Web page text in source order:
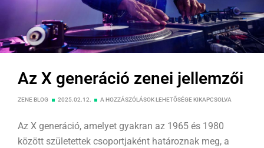
Az X generáció zenei jellemzői
ZENE BLOG 2025.02.12. A HOZZÁSZÓLÁSOK LEHETŐSÉGE KIKAPCSOLVA
Az X generáció, amelyet gyakran az 1965 és 1980
között születettek csoportjaként határoznak meg, a